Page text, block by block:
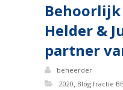
Behoorlijk
Helder &
partner
beheerder
2020, Blog fractie BB